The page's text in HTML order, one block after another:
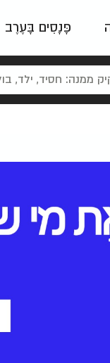
פָּנָסִים בָּעֶרֶב
נוסטלגי